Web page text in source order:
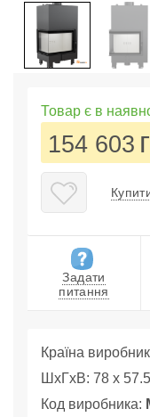
Товар є в
154 603
Задати
питання
Країна
ШхГхВ: 78 x
Код виробника: